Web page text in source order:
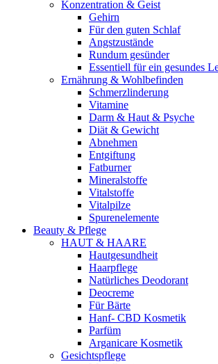
Konzentration & Geist
Gehirn
Für den guten Schlaf
Angstzustände
Rundum gesünder
Essentiell für ein gesundes
Ernährung & Wohlbefinden
Schmerzlinderung
Vitamine
Darm & Haut & Psyche
Diät & Gewicht
Abnehmen
Entgiftung
Fatburner
Mineralstoffe
Vitalstoffe
Vitalpilze
Spurenelemente
Beauty & Pflege
HAUT & HAARE
Hautgesundheit
Haarpflege
Natürliches Deodorant
Deocreme
Für Bärte
Hanf- CBD Kosmetik
Parfüm
Arganicare Kosmetik
Gesichtspflege